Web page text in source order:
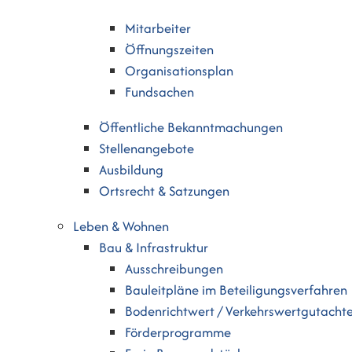
Mitarbeiter
Öffnungszeiten
Organisationsplan
Fundsachen
Öffentliche Bekanntmachungen
Stellenangebote
Ausbildung
Ortsrecht & Satzungen
Leben & Wohnen
Bau & Infrastruktur
Ausschreibungen
Bauleitpläne im Beteiligungsverfahren
Bodenrichtwert /
Förderprogramme